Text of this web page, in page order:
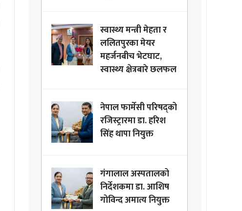
स्वास्थ्य मन्त्री मेहता र
ललितपुरका मेयर
महर्जनबीच भेटघाट,
स्वास्थ्य क्षेत्रबारे छलफल
नेपाल फार्मेसी परिषद्को
रजिस्ट्रारमा डा. हरिश
सिंह थापा नियुक्त
गंगालाल अस्पतालको
निर्देशकमा डा. आशिष
गोविन्द अमात्य नियुक्त